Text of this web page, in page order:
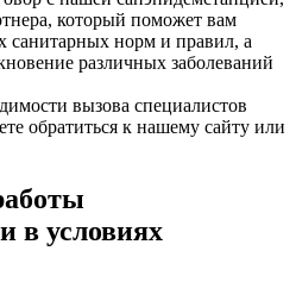
который поможет вам
санитарных норм и правил, а
различных заболеваний
вызова специалистов
обратиться к нашему сайту или
в условиях